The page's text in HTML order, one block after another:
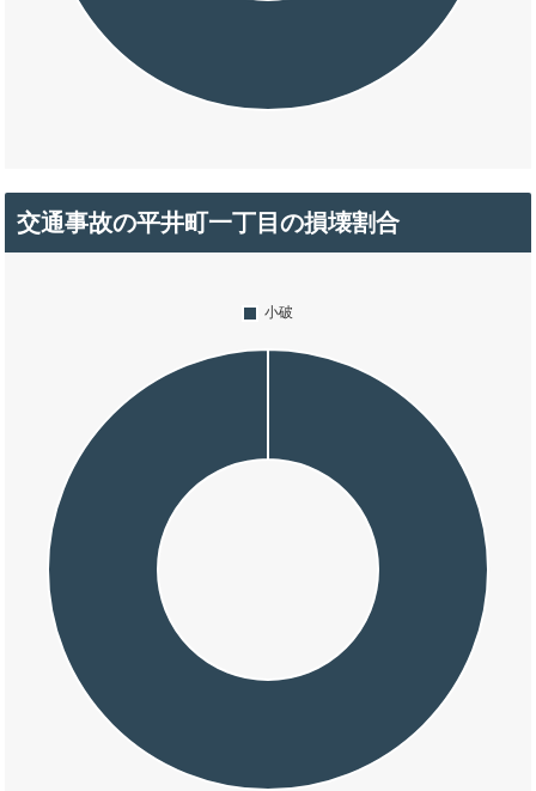
交通事故の平井町一丁目の損壊割合